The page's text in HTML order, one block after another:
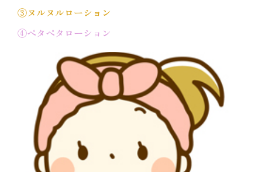
③ヌルヌルローション
④ペタペタローション